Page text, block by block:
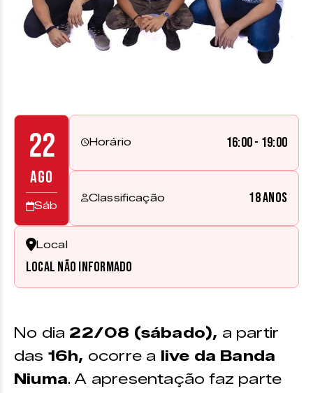
22
AGO
Sáb
Horário 16:00 - 19:00
Classificação 18 anos
Local
Local não informado
No dia 22/08 (sábado), a partir
das 16h, ocorre a live da Banda
Niuma. A apresentação faz parte